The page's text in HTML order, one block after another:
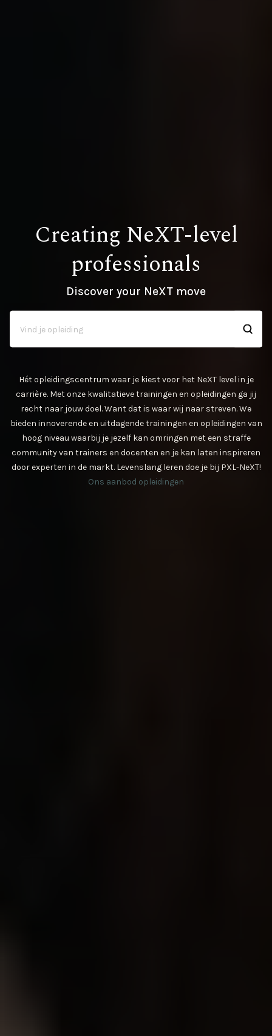
Creating NeXT-level
professionals
Discover your NeXT move
Hét opleidingscentrum waar je kiest voor het NeXT level in je
carrière. Met onze kwalitatieve trainingen en opleidingen ga jij
recht naar jouw doel. Want dat is waar wij naar streven. We
bieden innoverende en uitdagende trainingen en opleidingen van
hoog niveau waarbij je jezelf kan omringen met een straffe
community van trainers en docenten en je kan laten inspireren
door experten in de markt. Levenslang leren doe je bij PXL-NeXT!
Ons aanbod opleidingen